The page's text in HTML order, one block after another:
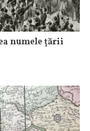
numele țării